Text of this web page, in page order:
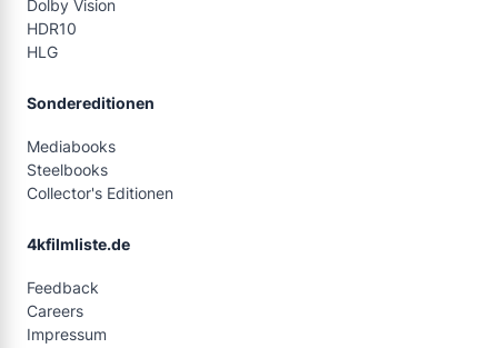
Dolby Vision
HDR10
HLG
Sondereditionen
Mediabooks
Steelbooks
Collector's Editionen
4kfilmliste.de
Feedback
Careers
Impressum